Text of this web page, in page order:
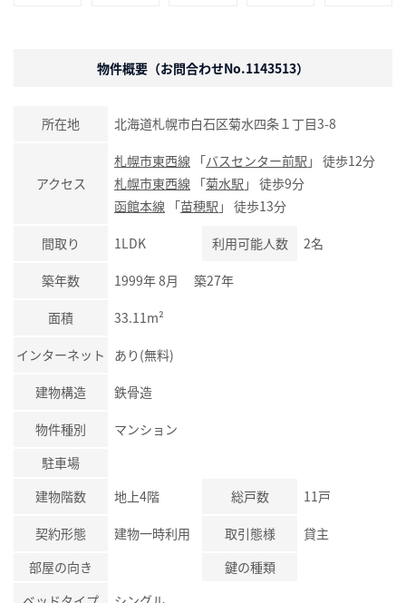
物件概要（お問合わせNo.1143513）
所在地 北海道札幌市白石区菊水四条１丁目3-8
アクセス
札幌市東西線 「バスセンター前駅 」 徒歩12分
札幌市東西線 「菊水駅 」 徒歩9分
函館本線 「苗穂駅 」 徒歩13分
間取り 1LDK 利用可能人数 2名
築年数 1999年 8月 築27年
面積 33.11m²
インターネット あり(無料)
建物構造 鉄骨造
物件種別
マンション
駐車場
建物階数
地上4階 総戸数 11戸
契約形態 建物一時利用 取引態様
貸主
部屋の向き
鍵の種類